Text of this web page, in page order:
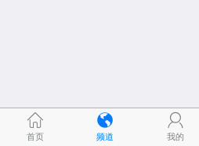
首页 频道 我的